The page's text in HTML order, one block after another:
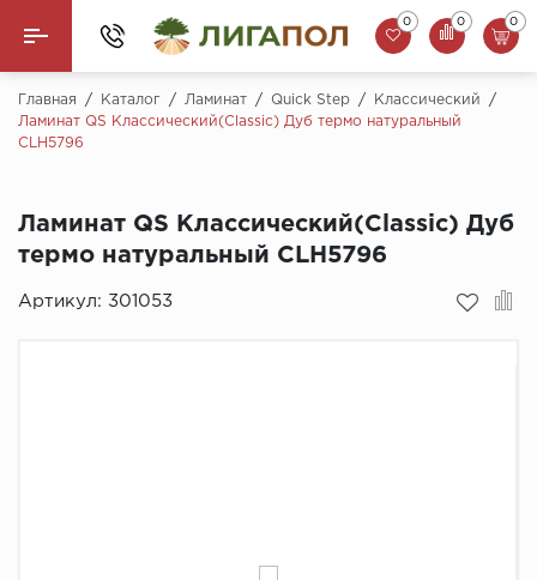
Назад
Ламинат
Паркетная доска
SPC Ламинат
0 0 0
Главная / Каталог / Ламинат / Quick Step / Классический
/
Ламинат QS Классический(Classic) Дуб термо натуральный
CLH5796
Ламинат QS Классический(Classic) Дуб
термо натуральный CLH5796
Артикул: 301053